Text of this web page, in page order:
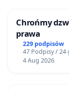
Chrońmy
prawa
229 podpisów
47 Podpisy / 24
4 Aug 2026